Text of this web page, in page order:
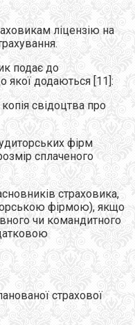
ліцензію на
подає до
якої додаються [11]:
свідоцтва про
фірм
сплаченого
страховика,
фірмою), якщо
чи командитного
страхової